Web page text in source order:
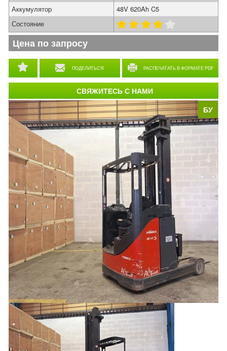
БУ
ПОДЕЛИТЬСЯ РАСПЕЧАТАТЬ В ФОРМАТЕ PDF
Аккумулятор
48V 620Ah C5
Состояние
Цена по запросу
СВЯЖИТЕСЬ С НАМИ